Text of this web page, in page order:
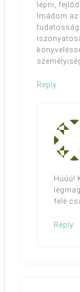
lépni,
Imádom
tudatosság
Reply
Húúú!
felé
Reply